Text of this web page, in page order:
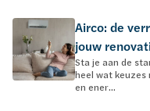
Airco: de
jouw
Sta je aan de
heel wat
en ener...